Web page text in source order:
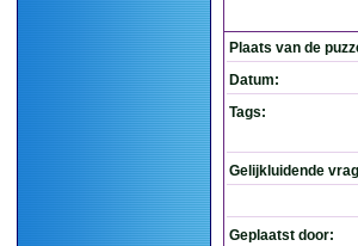
Plaats van de
Datum:
Tags:
Gelijkluidende
Geplaatst door: